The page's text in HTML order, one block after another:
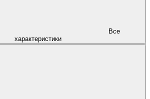
характеристики